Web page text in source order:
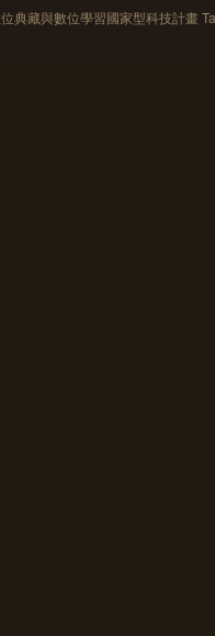
典藏與數位學習國家型科技計畫